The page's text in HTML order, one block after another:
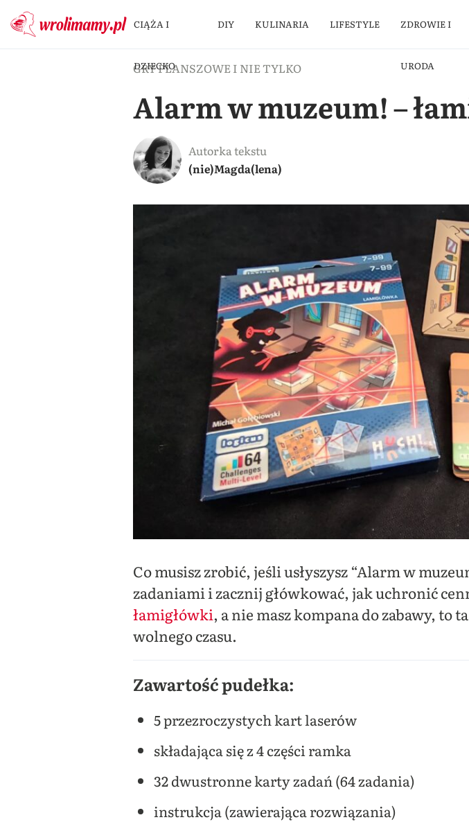
CIĄŻA I
DZIECKO
DIY KULINARIA LIFESTYLE ZDROWIE I
URODA
GRY PLANSZOWE I NIE TYLKO
Alarm w muzeum! –
Autorka tekstu
(nie)Magda(lena)
Co musisz zrobić, jeśli usłyszysz “Alarm w
zadaniami i zacznij główkować, jak uchronić
łamigłówki, a nie masz kompana do zabawy, to
wolnego czasu.
Zawartość pudełka:
5 przezroczystych kart laserów
składająca się z 4 części ramka
32 dwustronne karty zadań (64 zadania)
instrukcja (zawierająca rozwiązania)